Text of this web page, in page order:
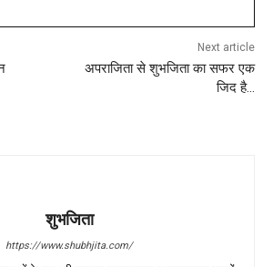
Next article
अपराजिता से शुभजिता का सफर एक
जिद है…
शुभजिता
https://www.shubhjita.com/